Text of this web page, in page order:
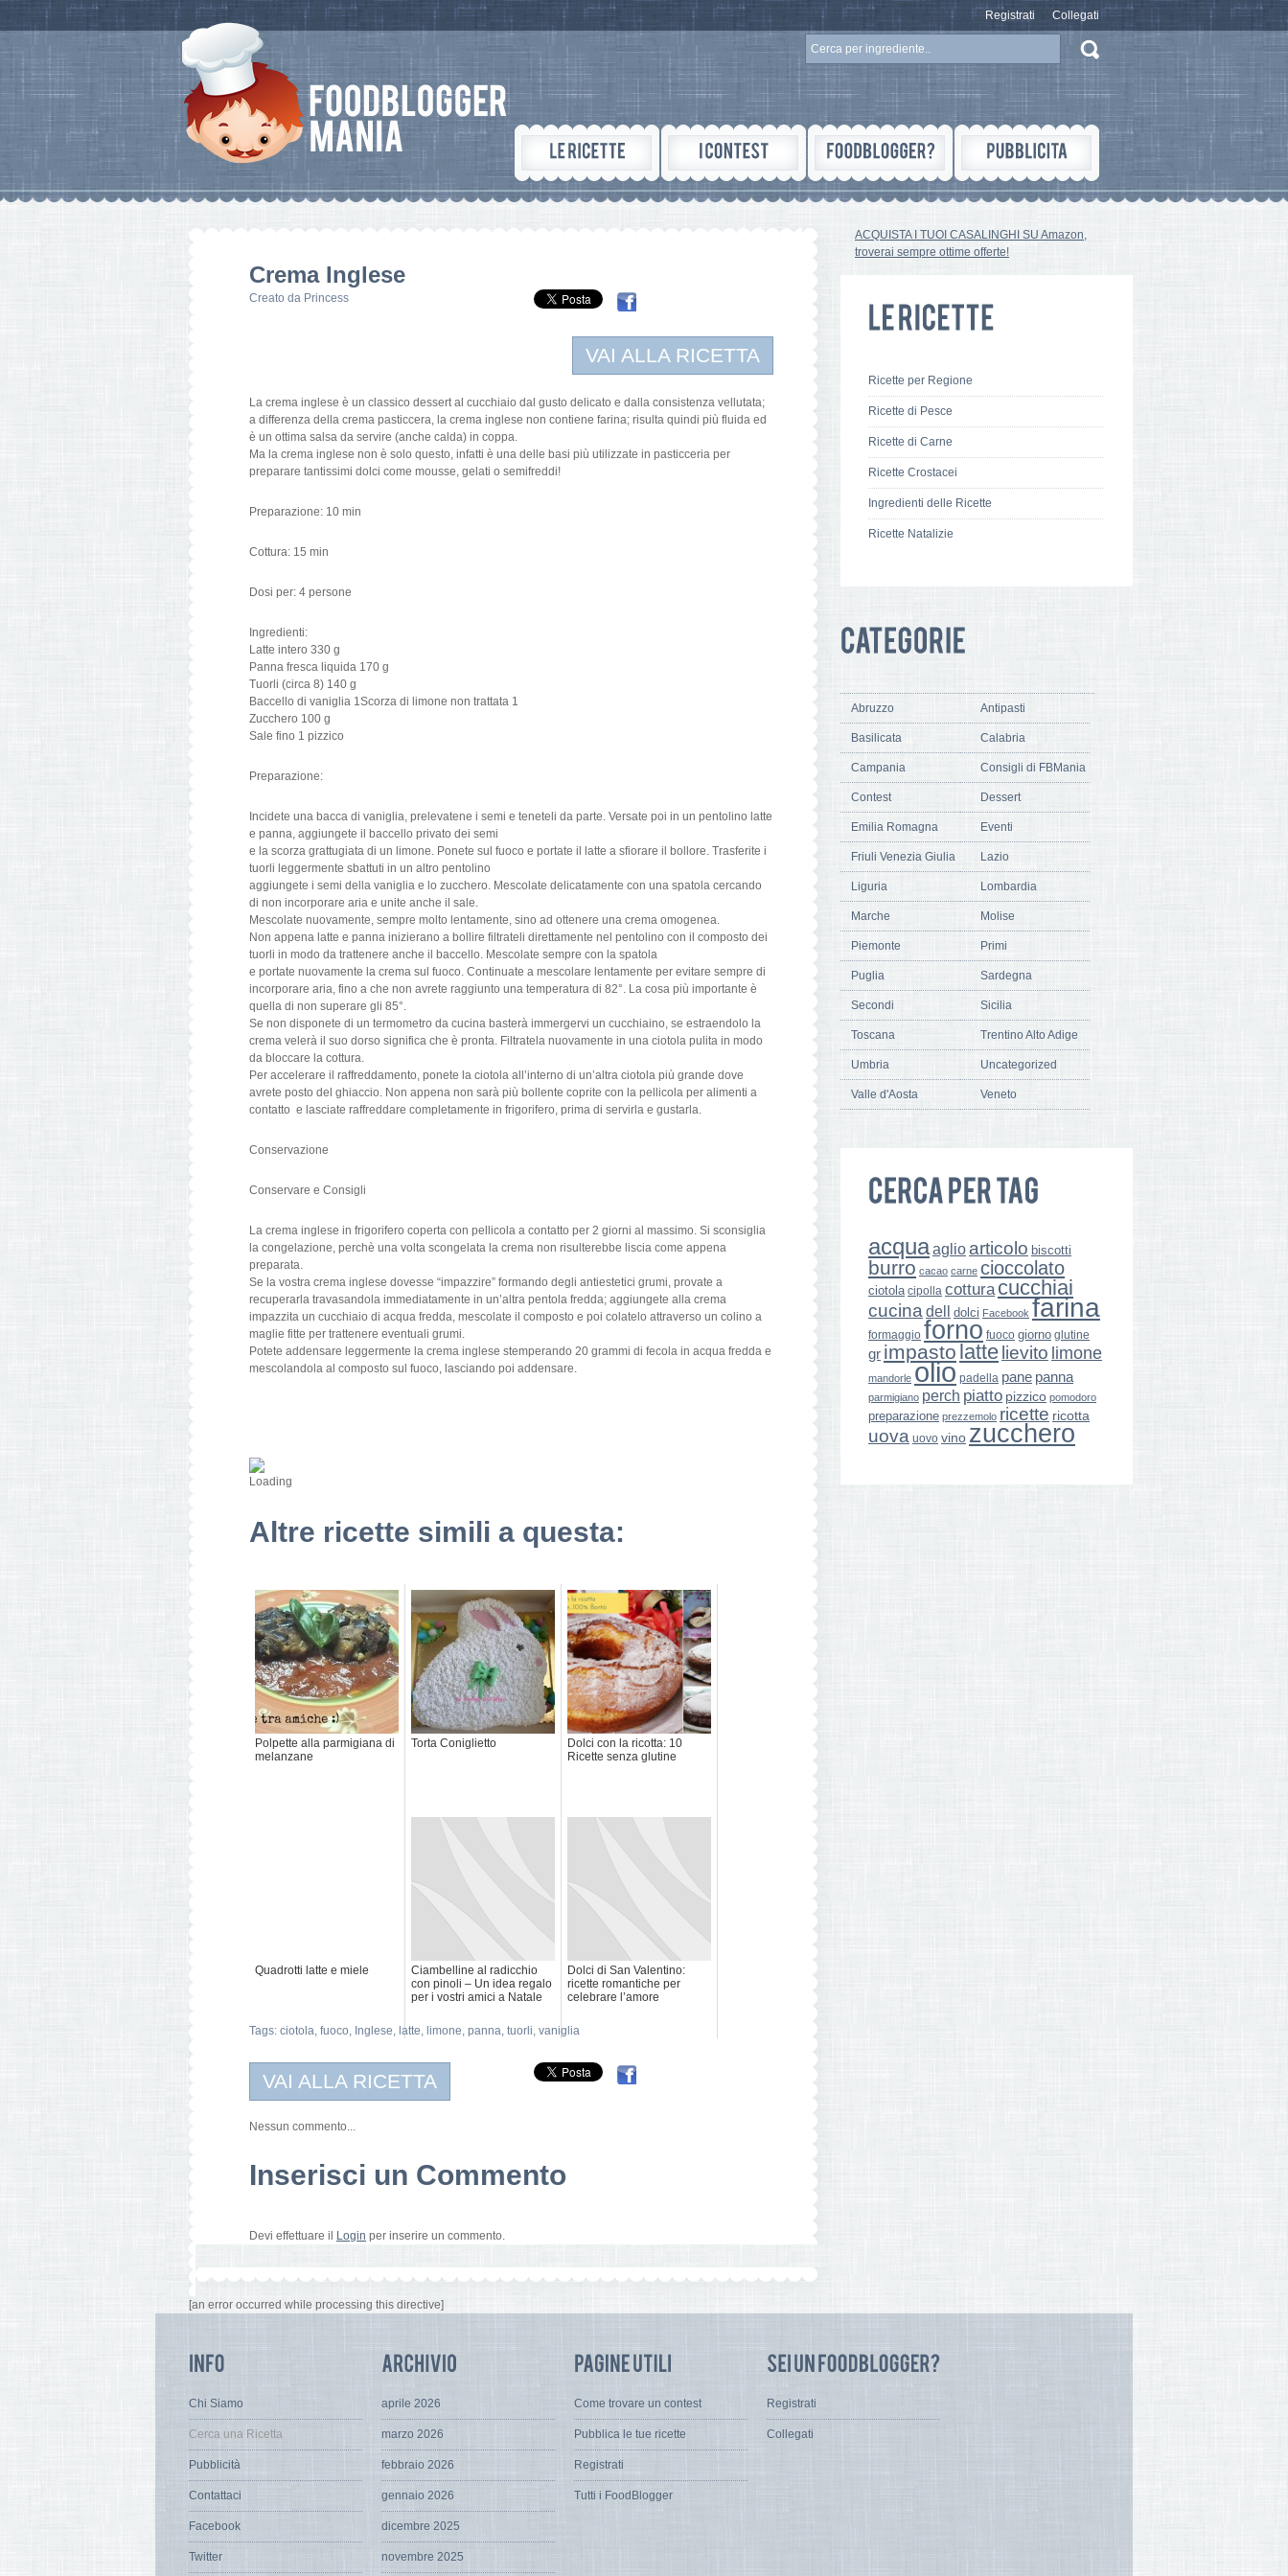
Registrati Collegati
Crema Inglese
Creato da Princess
VAI ALLA RICETTA
La crema inglese è un classico dessert al cucchiaio dal gusto delicato e dalla consistenza vellutata;
a differenza della crema pasticcera, la crema inglese non contiene farina; risulta quindi più fluida ed
è un ottima salsa da servire (anche calda) in coppa.
Ma la crema inglese non è solo questo, infatti è una delle basi più utilizzate in pasticceria per
preparare tantissimi dolci come mousse, gelati o semifreddi!
Preparazione: 10 min
Cottura: 15 min
Dosi per: 4 persone
Ingredienti:
Latte intero 330 g
Panna fresca liquida 170 g
Tuorli (circa 8) 140 g
Baccello di vaniglia 1Scorza di limone non trattata 1
Zucchero 100 g
Sale fino 1 pizzico
Preparazione:
Incidete una bacca di vaniglia, prelevatene i semi e teneteli da parte. Versate poi in un pentolino latte
e panna, aggiungete il baccello privato dei semi
e la scorza grattugiata di un limone. Ponete sul fuoco e portate il latte a sfiorare il bollore. Trasferite i
tuorli leggermente sbattuti in un altro pentolino
aggiungete i semi della vaniglia e lo zucchero. Mescolate delicatamente con una spatola cercando
di non incorporare aria e unite anche il sale.
Mescolate nuovamente, sempre molto lentamente, sino ad ottenere una crema omogenea.
Non appena latte e panna inizierano a bollire filtrateli direttamente nel pentolino con il composto dei
tuorli in modo da trattenere anche il baccello. Mescolate sempre con la spatola
e portate nuovamente la crema sul fuoco. Continuate a mescolare lentamente per evitare sempre di
incorporare aria, fino a che non avrete raggiunto una temperatura di 82°. La cosa più importante è
quella di non superare gli 85°.
Se non disponete di un termometro da cucina basterà immergervi un cucchiaino, se estraendolo la
crema velerà il suo dorso significa che è pronta. Filtratela nuovamente in una ciotola pulita in modo
da bloccare la cottura.
Per accelerare il raffreddamento, ponete la ciotola all’interno di un’altra ciotola più grande dove
avrete posto del ghiaccio. Non appena non sarà più bollente coprite con la pellicola per alimenti a
contatto e lasciate raffreddare completamente in frigorifero, prima di servirla e gustarla.
Conservazione
Conservare e Consigli
La crema inglese in frigorifero coperta con pellicola a contatto per 2 giorni al massimo. Si sconsiglia
la congelazione, perchè una volta scongelata la crema non risulterebbe liscia come appena
preparata.
Se la vostra crema inglese dovesse “impazzire” formando degli antiestetici grumi, provate a
recuperarla travasandola immediatamente in un’altra pentola fredda; aggiungete alla crema
impazzita un cucchiaio di acqua fredda, mescolate il composto e poi colatelo attraverso un colino a
maglie fitte per trattenere eventuali grumi.
Potete addensare leggermente la crema inglese stemperando 20 grammi di fecola in acqua fredda e
mescolandola al composto sul fuoco, lasciando poi addensare.
Altre ricette simili a questa:
Polpette alla parmigiana di
melanzane
Torta Coniglietto
Dolci con la ricotta: 10
Ricette senza glutine
Quadrotti latte e miele
Ciambelline al radicchio
con pinoli – Un idea regalo
per i vostri amici a Natale
Dolci di San Valentino:
ricette romantiche per
celebrare l’amore
Tags: ciotola, fuoco, Inglese, latte, limone, panna, tuorli, vaniglia
VAI ALLA RICETTA
Nessun commento...
Inserisci un Commento
Devi effettuare il Login per inserire un commento.
[an error occurred while processing this directive]
ACQUISTA I TUOI CASALINGHI SU Amazon,
troverai sempre ottime offerte!
Ricette per Regione
Ricette di Pesce
Ricette di Carne
Ricette Crostacei
Ingredienti delle Ricette
Ricette Natalizie
Abruzzo Antipasti
Basilicata Calabria
Campania Consigli di FBMania
Contest Dessert
Emilia Romagna Eventi
Friuli Venezia Giulia Lazio
Liguria Lombardia
Marche Molise
Piemonte Primi
Puglia Sardegna
Secondi Sicilia
Toscana Trentino Alto Adige
Umbria Uncategorized
Valle d'Aosta Veneto
acquaaglio articolo biscotti
burro cacao carne cioccolato
ciotola cipolla cottura cucchiai
cucina dell dolci Facebook farina
formaggio forno fuoco giorno glutine
gr impasto latte lievito limone
mandorle olio padella pane panna
parmigiano perch piatto pizzico pomodoro
preparazione prezzemolo ricette ricotta
uova uovo vino zucchero
Chi Siamo
Cerca una Ricetta
Pubblicità
Contattaci
Facebook
Twitter
aprile 2026
marzo 2026
febbraio 2026
gennaio 2026
dicembre 2025
novembre 2025
Come trovare un contest
Pubblica le tue ricette
Registrati
Tutti i FoodBlogger
Registrati
Collegati